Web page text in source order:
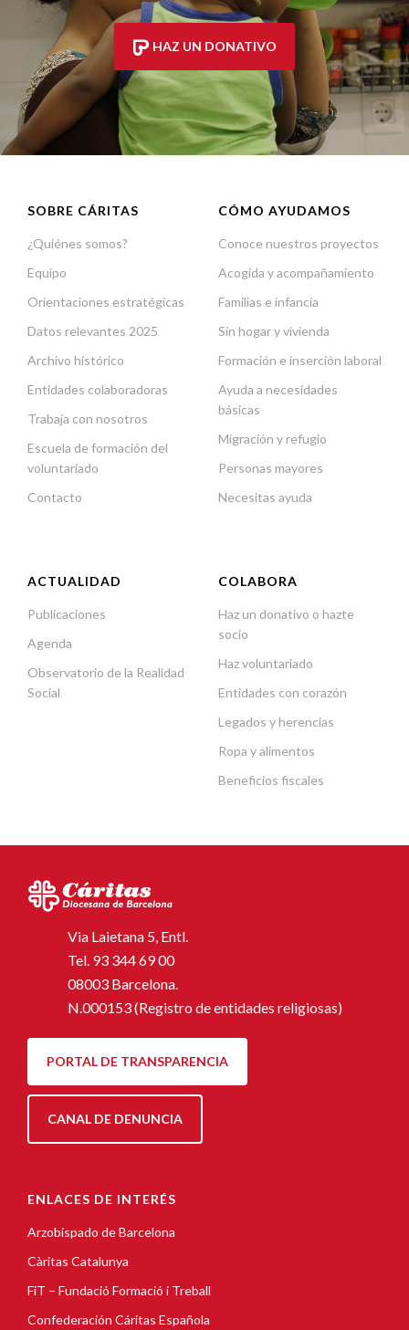
HAZ UN DONATIVO
SOBRE CÁRITAS
¿Quiénes somos?
Equipo
Orientaciones estratégicas
Datos relevantes 2025
Archivo histórico
Entidades colaboradoras
Trabaja con nosotros
Escuela de formación del
voluntariado
Contacto
CÓMO AYUDAMOS
Conoce nuestros proyectos
Acogida y acompañamiento
Familias e infancia
Sin hogar y vivienda
Formación e inserción laboral
Ayuda a necesidades
básicas
Migración y refugio
Personas mayores
Necesitas ayuda
ACTUALIDAD
Publicaciones
Agenda
Observatorio de la Realidad
Social
COLABORA
Haz un donativo o hazte
socio
Haz voluntariado
Entidades con corazón
Legados y herencias
Ropa y alimentos
Beneficios fiscales
Via Laietana 5, Entl.
Tel. 93 344 69 00
08003 Barcelona.
N.000153 (Registro de entidades religiosas)
PORTAL DE TRANSPARENCIA
CANAL DE DENUNCIA
ENLACES DE INTERÉS
Arzobispado de Barcelona
Càritas Catalunya
FiT – Fundació Formació i Treball
Confederación Cáritas Española